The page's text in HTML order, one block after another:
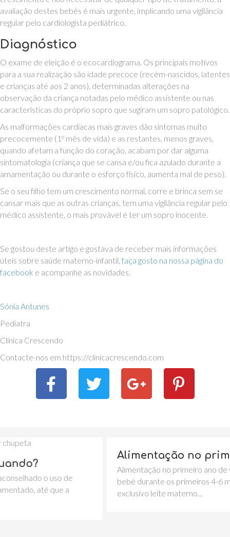
avaliação destes bebés é mais urgente, implicando uma vigilância
regular pelo cardiologista pediátrico.
Diagnóstico
O exame de eleição é o ecocardiograma. Os principais motivos
para a sua realização são idade precoce (recém-nascidos, latentes
e crianças até aos 2 anos), determinadas alterações na
observação da criança notadas pelo médico assistente ou nas
características do próprio sopro que sugiram um sopro patológico.
As malformações cardíacas mais graves dão sintomas muito
precocemente (1º mês de vida) e as restantes, menos graves,
quando afetam a função do coração, acabam por dar alguma
sintomatologia (criança que se cansa e/ou fica azulado durante a
amamentação ou durante o esforço físico, aumenta mal de peso).
Se o seu filho tem um crescimento normal, corre e brinca sem se
cansar mais que as outras crianças, tem uma vigilância regular pelo
médico assistente, o mais provável é ter um sopro inocente.
Se gostou deste artigo e gostava de receber mais informações
úteis sobre saúde materno-infantil, faça gosto na nossa página do
facebook e acompanhe as novidades.
Sónia Antunes
Pediatra
Clínica Crescendo
Contacte-nos em https://clinicacrescendo.com
de
a
Alimentação no primeiro ano
Alimentação no primeiro ano de vida A
bebé durante os primeiros 4-6 meses, deve
exclusivo leite materno...